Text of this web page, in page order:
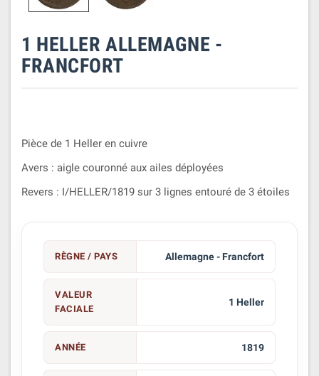
1 HELLER ALLEMAGNE -
FRANCFORT
Pièce de 1 Heller en cuivre
Avers : aigle couronné aux ailes déployées
Revers : I/HELLER/1819 sur 3 lignes entouré de 3 étoiles
RÈGNE / PAYS Allemagne - Francfort
VALEUR
FACIALE
1 Heller
ANNÉE 1819